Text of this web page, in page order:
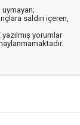
uymayan;
saldırı içeren,
yorumlar